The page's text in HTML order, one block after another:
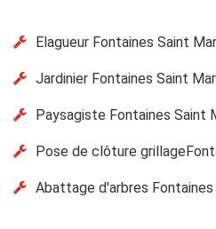
Elagueur Fontaines Saint
Jardinier Fontaines Saint
Paysagiste Fontaines Saint
Pose de clôture
Abattage d'arbres